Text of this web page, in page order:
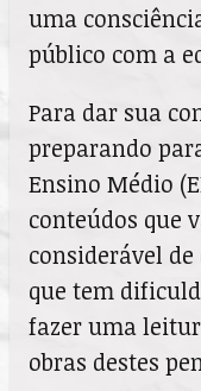
uma
público com a
Para dar sua
preparando
Ensino Médio
conteúdos que
considerável
que tem
fazer uma
obras destes